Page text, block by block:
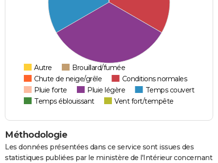
Autre
Brouillard/fumée
Chute de neige/grêle
Conditions normales
Pluie forte
Pluie légère
Temps couvert
Temps éblouissant
Vent fort/tempête
Méthodologie
Les données présentées dans ce service sont issues des
statistiques publiées par le ministère de l'Intérieur concernant